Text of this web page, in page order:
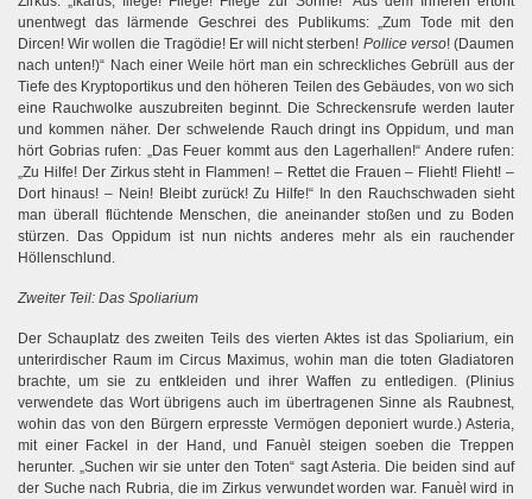
unentwegt das lärmende Geschrei des Publikums: „Zum Tode mit den
Dircen! Wir wollen die Tragödie! Er will nicht sterben! Pollice verso! (Daumen
nach unten!)“ Nach einer Weile hört man ein schreckliches Gebrüll aus der
Tiefe des Kryptoportikus und den höheren Teilen des Gebäudes, von wo sich
eine Rauchwolke auszubreiten beginnt. Die Schreckensrufe werden lauter
und kommen näher. Der schwelende Rauch dringt ins Oppidum, und man
hört Gobrias rufen: „Das Feuer kommt aus den Lagerhallen!“ Andere rufen:
„Zu Hilfe! Der Zirkus steht in Flammen! – Rettet die Frauen – Flieht! Flieht! –
Dort hinaus! – Nein! Bleibt zurück! Zu Hilfe!“ In den Rauchschwaden sieht
man überall flüchtende Menschen, die aneinander stoßen und zu Boden
stürzen. Das Oppidum ist nun nichts anderes mehr als ein rauchender
Höllenschlund.
Zweiter Teil: Das Spoliarium
Der Schauplatz des zweiten Teils des vierten Aktes ist das Spoliarium, ein
unterirdischer Raum im Circus Maximus, wohin man die toten Gladiatoren
brachte, um sie zu entkleiden und ihrer Waffen zu entledigen. (Plinius
verwendete das Wort übrigens auch im übertragenen Sinne als Raubnest,
wohin das von den Bürgern erpresste Vermögen deponiert wurde.) Asteria,
mit einer Fackel in der Hand, und Fanuèl steigen soeben die Treppen
herunter. „Suchen wir sie unter den Toten“ sagt Asteria. Die beiden sind auf
der Suche nach Rubria, die im Zirkus verwundet worden war. Fanuèl wird in